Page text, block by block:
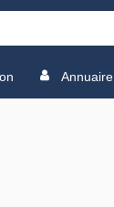
Annuaire